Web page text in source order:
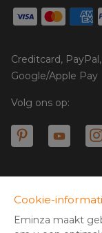
Creditcard,
Google/Apple Pay
Volg ons op:
* U heeft 30